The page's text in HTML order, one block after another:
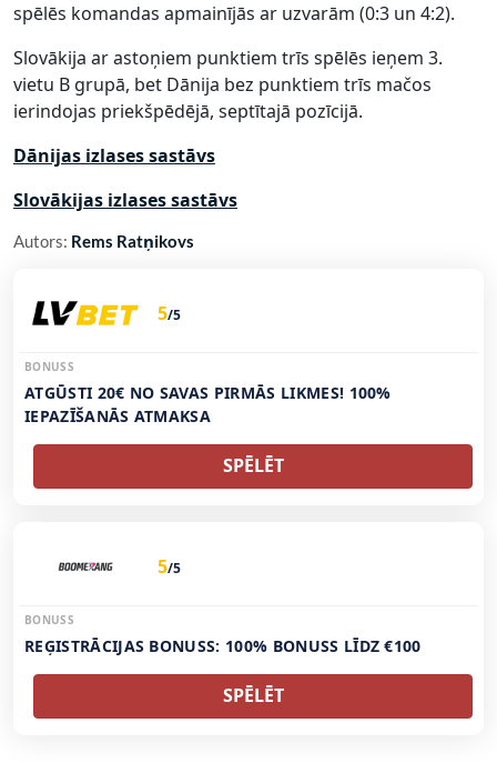
spēlēs komandas apmainījās ar uzvarām (0:3 un 4:2).
Slovākija ar astoņiem punktiem trīs spēlēs ieņem 3.
vietu B grupā, bet Dānija bez punktiem trīs mačos
ierindojas priekšpēdējā, septītajā pozīcijā.
Dānijas izlases sastāvs
Slovākijas izlases sastāvs
Autors: Rems Ratņikovs
5/5
BONUSS
ATGŪSTI 20€ NO SAVAS PIRMĀS LIKMES! 100%
IEPAZĪŠANĀS ATMAKSA
SPĒLĒT
5/5
BONUSS
REĢISTRĀCIJAS BONUSS: 100% BONUSS LĪDZ €100
SPĒLĒT